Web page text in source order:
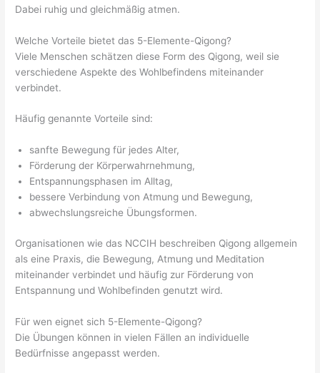
Dabei ruhig und gleichmäßig atmen.
Welche Vorteile bietet das 5-Elemente-Qigong?
Viele Menschen schätzen diese Form des Qigong, weil sie
verschiedene Aspekte des Wohlbefindens miteinander
verbindet.
Häufig genannte Vorteile sind:
sanfte Bewegung für jedes Alter,
Förderung der Körperwahrnehmung,
Entspannungsphasen im Alltag,
bessere Verbindung von Atmung und Bewegung,
abwechslungsreiche Übungsformen.
Organisationen wie das NCCIH beschreiben Qigong allgemein
als eine Praxis, die Bewegung, Atmung und Meditation
miteinander verbindet und häufig zur Förderung von
Entspannung und Wohlbefinden genutzt wird.
Für wen eignet sich 5-Elemente-Qigong?
Die Übungen können in vielen Fällen an individuelle
Bedürfnisse angepasst werden.